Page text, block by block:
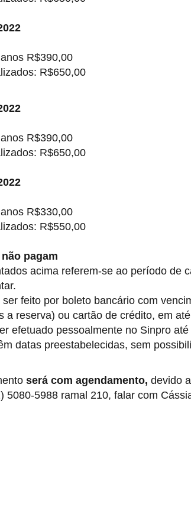
R$390,00
R$650,00
R$390,00
R$650,00
R$330,00
R$550,00
pagam
acima referem-se ao período de
ser feito por boleto bancário com
a reserva) ou cartão de crédito, em
efetuado pessoalmente no Sinpro até
datas preestabelecidas, sem
será com agendamento, devido
5080-5988 ramal 210, falar com